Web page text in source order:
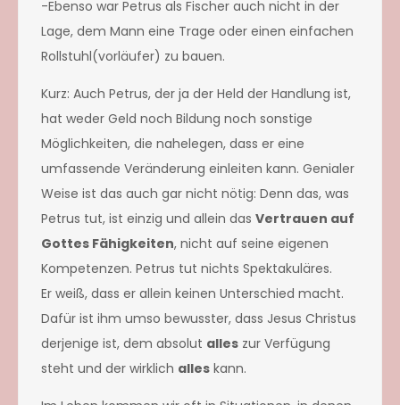
-Ebenso war Petrus als Fischer auch nicht in der
Lage, dem Mann eine Trage oder einen einfachen
Rollstuhl(vorläufer) zu bauen.
Kurz: Auch Petrus, der ja der Held der Handlung ist,
hat weder Geld noch Bildung noch sonstige
Möglichkeiten, die nahelegen, dass er eine
umfassende Veränderung einleiten kann. Genialer
Weise ist das auch gar nicht nötig: Denn das, was
Petrus tut, ist einzig und allein das Vertrauen auf
Gottes Fähigkeiten, nicht auf seine eigenen
Kompetenzen. Petrus tut nichts Spektakuläres.
Er weiß, dass er allein keinen Unterschied macht.
Dafür ist ihm umso bewusster, dass Jesus Christus
derjenige ist, dem absolut alles zur Verfügung
steht und der wirklich alles kann.